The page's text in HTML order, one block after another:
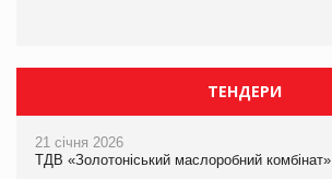
ТЕНДЕРИ
21 січня 2026
ТДВ «Золотоніський маслоробний комбінат»